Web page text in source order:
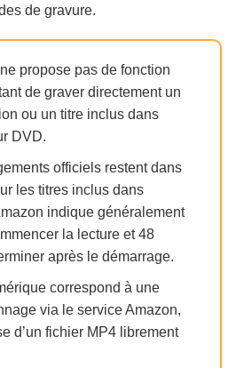
de gravure.
propose pas de fonction
de graver directement un
ou un titre inclus dans
DVD.
officiels restent dans
les titres inclus dans
indique généralement
la lecture et 48
après le démarrage.
correspond à une
via le service Amazon,
d’un fichier MP4 librement